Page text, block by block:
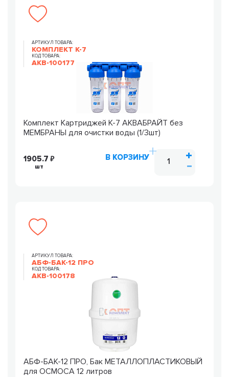
АРТИКУЛ ТОВАРА:
КОМПЛЕКТ К-7
КОД ТОВАРА:
AKB-100177
Комплект Картриджей К-7 АКВАБРАЙТ без
МЕМБРАНЫ для очистки воды (1/3шт)
1905.7
шт
В КОРЗИНУ
АРТИКУЛ ТОВАРА:
АБФ-БАК-12 ПРО
КОД ТОВАРА:
AKB-100178
АБФ-БАК-12 ПРО, Бак МЕТАЛЛОПЛАСТИКОВЫЙ
для ОСМОСА 12 литров